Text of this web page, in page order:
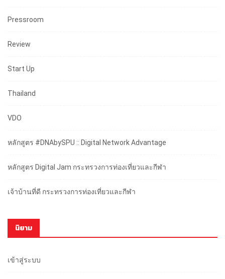
Pressroom
Review
Start Up
Thailand
VDO
หลักสูตร #DNAbySPU :: Digital Network Advantage
หลักสูตร Digital Jam กระทรวงการท่องเที่ยวและกีฬา
เจ้าบ้านที่ดี กระทรวงการท่องเที่ยวและกีฬา
นิยาม
เข้าสู่ระบบ